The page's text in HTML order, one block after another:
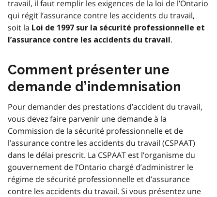
travail, il faut remplir les exigences de la loi de l’Ontario
qui régit l’assurance contre les accidents du travail,
soit la Loi de 1997 sur la sécurité professionnelle et
l’assurance contre les accidents du travail.
Comment présenter une
demande d’indemnisation
Pour demander des prestations d’accident du travail,
vous devez faire parvenir une demande à la
Commission de la sécurité professionnelle et de
l’assurance contre les accidents du travail (CSPAAT)
dans le délai prescrit. La CSPAAT est l’organisme du
gouvernement de l’Ontario chargé d’administrer le
régime de sécurité professionnelle et d’assurance
contre les accidents du travail. Si vous présentez une